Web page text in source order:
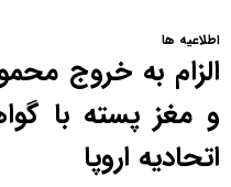
اطلاعیه ها
الزام به خروج
و مغز پسته با
اتحادیه اروپا